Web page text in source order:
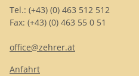
Tel.: (+43) (0) 463 512 512
Fax: (+43) (0) 463 55 0 51
office@zehrer.at
Anfahrt